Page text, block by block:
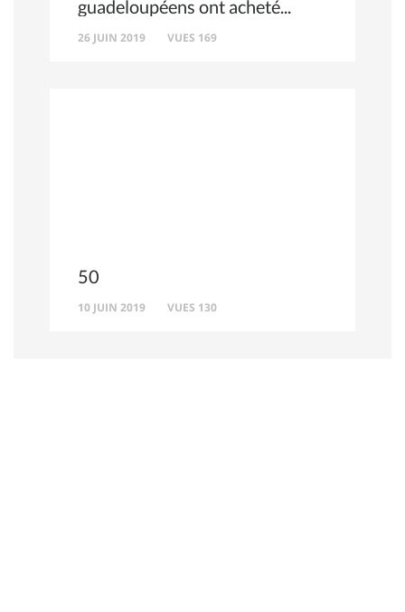
guadeloupéens ont acheté
26 JUIN 2019 VUES 169
50
10 JUIN 2019 VUES 130